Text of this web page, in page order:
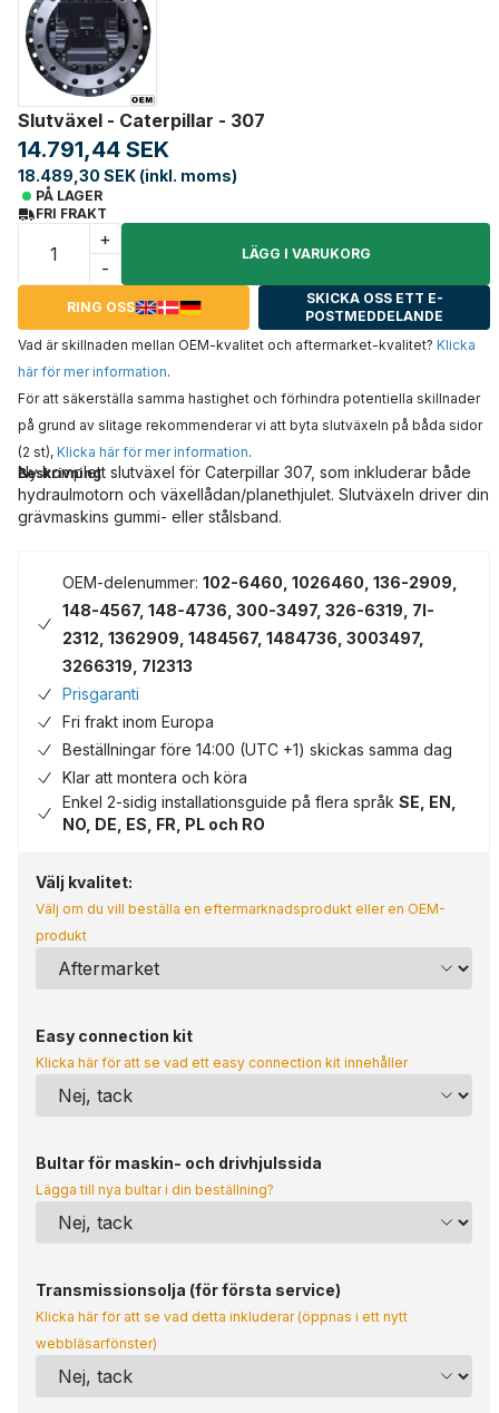
Slutväxel - Caterpillar - 307
14.791,44 SEK
18.489,30 SEK (inkl. moms)
PÅ LAGER
FRI FRAKT
+
-
LÄGG I VARUKORG
RING OSS
SKICKA OSS ETT E-
POSTMEDDELANDE
Vad är skillnaden mellan OEM-kvalitet och aftermarket-kvalitet? Klicka
här för mer information.
För att säkerställa samma hastighet och förhindra potentiella skillnader
på grund av slitage rekommenderar vi att byta slutväxeln på båda sidor
(2 st), Klicka här för mer information.
Beskrivning
Ny komplett slutväxel för Caterpillar 307, som inkluderar både
hydraulmotorn och växellådan/planethjulet. Slutväxeln driver din
grävmaskins gummi- eller stålsband.
OEM-delenummer: 102-6460, 1026460, 136-2909,
148-4567, 148-4736, 300-3497, 326-6319, 7I-
2312, 1362909, 1484567, 1484736, 3003497,
3266319, 7I2313
Prisgaranti
Fri frakt inom Europa
Beställningar före 14:00 (UTC +1) skickas samma dag
Klar att montera och köra
Enkel 2-sidig installationsguide på flera språk SE, EN,
NO, DE, ES, FR, PL och RO
Välj kvalitet:
Välj om du vill beställa en eftermarknadsprodukt eller en OEM-
produkt
Easy connection kit
Klicka här för att se vad ett easy connection kit innehåller
Bultar för maskin- och drivhjulssida
Lägga till nya bultar i din beställning?
Transmissionsolja (för första service)
Klicka här för att se vad detta inkluderar (öppnas i ett nytt
webbläsarfönster)